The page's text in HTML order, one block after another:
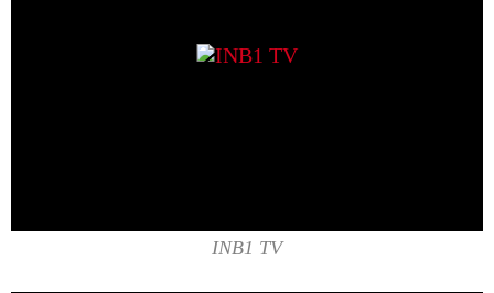
INB1 TV